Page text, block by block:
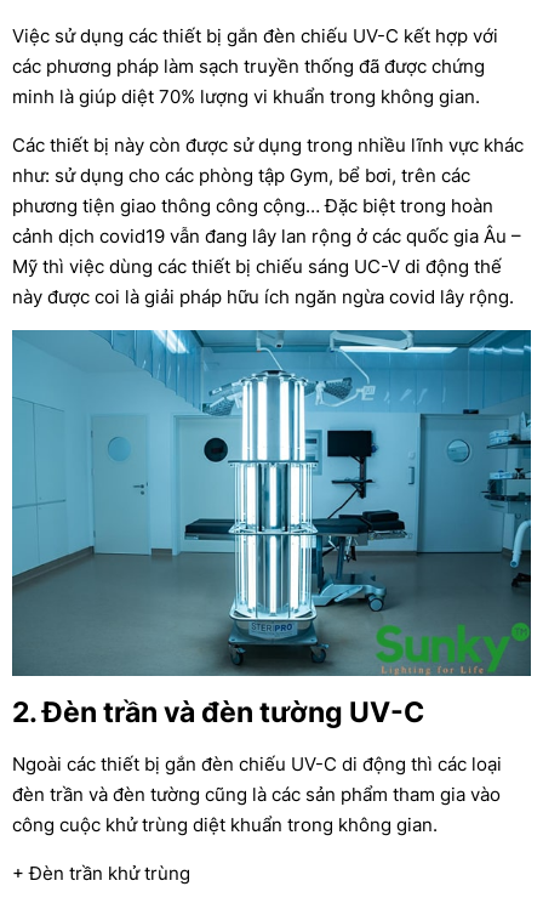
Việc sử dụng các thiết bị gắn đèn chiếu UV-C kết hợp với
các phương pháp làm sạch truyền thống đã được chứng
minh là giúp diệt 70% lượng vi khuẩn trong không gian.
Các thiết bị này còn được sử dụng trong nhiều lĩnh vực khác
như: sử dụng cho các phòng tập Gym, bể bơi, trên các
phương tiện giao thông công cộng… Đặc biệt trong hoàn
cảnh dịch covid19 vẫn đang lây lan rộng ở các quốc gia Âu –
Mỹ thì việc dùng các thiết bị chiếu sáng UC-V di động thế
này được coi là giải pháp hữu ích ngăn ngừa covid lây rộng.
2. Đèn trần và đèn tường UV-C
Ngoài các thiết bị gắn đèn chiếu UV-C di động thì các loại
đèn trần và đèn tường cũng là các sản phẩm tham gia vào
công cuộc khử trùng diệt khuẩn trong không gian.
+ Đèn trần khử trùng